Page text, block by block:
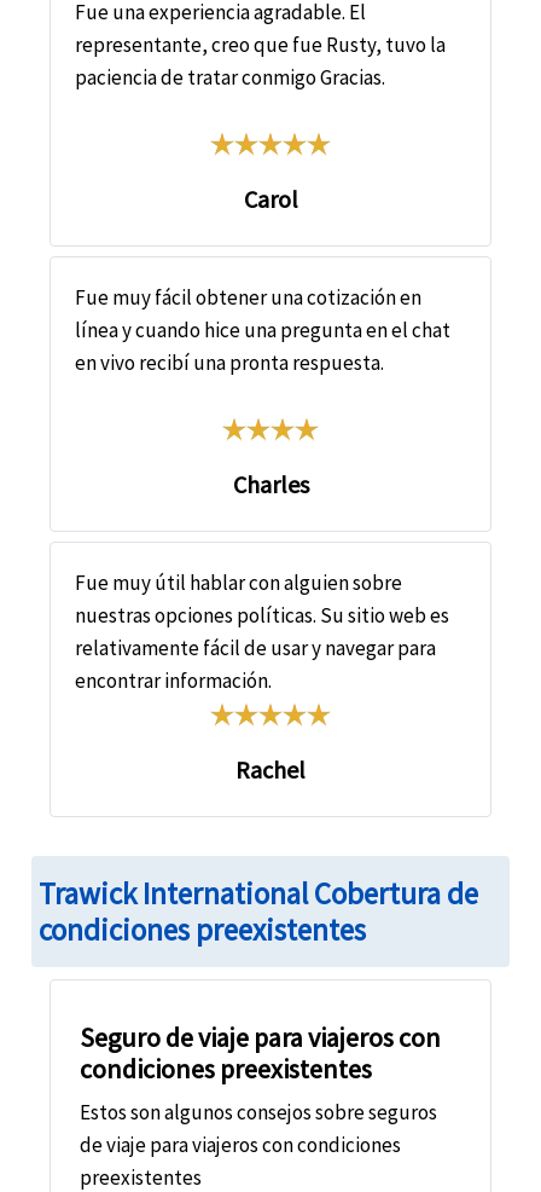
Fue una experiencia agradable. El
representante, creo que fue Rusty, tuvo la
paciencia de tratar conmigo Gracias.
Carol
Fue muy fácil obtener una cotización en
línea y cuando hice una pregunta en el chat
en vivo recibí una pronta respuesta.
Charles
Fue muy útil hablar con alguien sobre
nuestras opciones políticas. Su sitio web es
relativamente fácil de usar y navegar para
encontrar información.
Rachel
Trawick International Cobertura de
condiciones preexistentes
Seguro de viaje para viajeros con
condiciones preexistentes
Estos son algunos consejos sobre seguros
de viaje para viajeros con condiciones
preexistentes